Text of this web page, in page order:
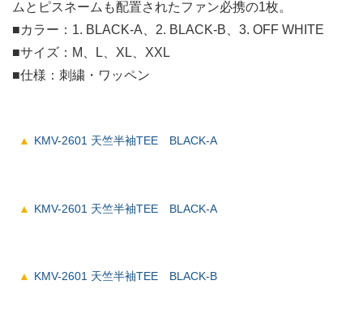
ムとピスネームも配置されたファン必携の1枚。
■カラー：1. BLACK-A、2. BLACK-B、3. OFF WHITE
■サイズ：M、L、XL、XXL
■仕様：刺繍・ワッペン
KMV-2601 天竺半袖TEE BLACK-A
KMV-2601 天竺半袖TEE BLACK-A
KMV-2601 天竺半袖TEE BLACK-B